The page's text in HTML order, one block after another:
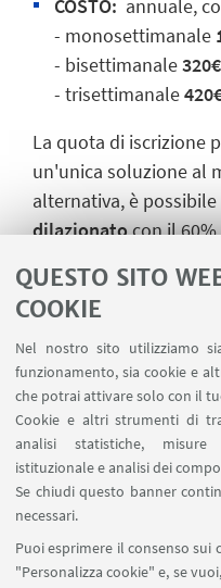
QUESTO SITO
COOKIE
Nel nostro sito utilizziamo
funzionamento, sia cookie e
che potrai attivare solo con il
Cookie e altri strumenti di
analisi statistiche, misure
istituzionale e analisi dei
Se chiudi questo banner
necessari.
Puoi esprimere il consenso
"Personalizza cookie" e, se
COSTO: annuale,
- monosettimanale
- bisettimanale320€
- trisettimanale
La quota di iscrizione
un'unica soluzione al
alternativa, è
dilazionatocon il60%
il 3/09).
iscrizione del secondo
TERMINE
➡️ Clicca qui
per
scuola compiti